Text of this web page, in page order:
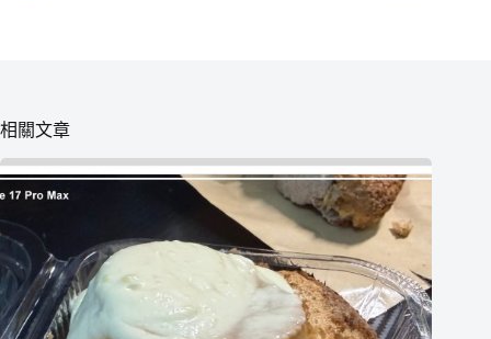
相關文章